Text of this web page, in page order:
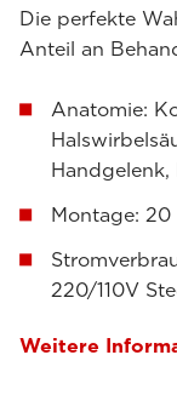
Die perfekte
Anteil an
Anatomie:
Handgelenk,
Montage: 20
220/110V
Weitere